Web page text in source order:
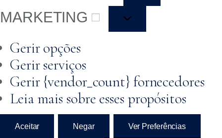
MARKETING
Gerir opções
Gerir serviços
Gerir {vendor_count} fornecedores
Leia mais sobre esses propósitos
Aceitar Negar Ver Preferências